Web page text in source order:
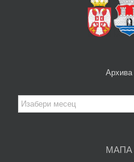
Архива
Архива
чланака
МАПА